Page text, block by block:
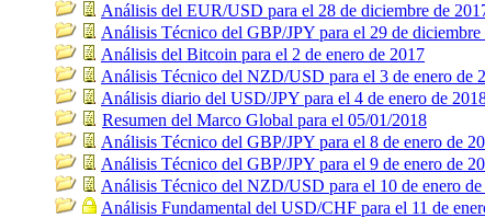
Análisis del EUR/USD para el 28 de diciembre de
Análisis Técnico del GBP/JPY para el 29 de diciembre
Análisis del Bitcoin para el 2 de enero de 2017
Análisis Técnico del NZD/USD para el 3 de enero de
Análisis diario del USD/JPY para el 4 de enero de
Resumen del Marco Global para el 05/01/2018
Análisis Técnico del GBP/JPY para el 8 de enero de
Análisis Técnico del GBP/JPY para el 9 de enero de
Análisis Técnico del NZD/USD para el 10 de enero
Análisis Fundamental del USD/CHF para el 11 de